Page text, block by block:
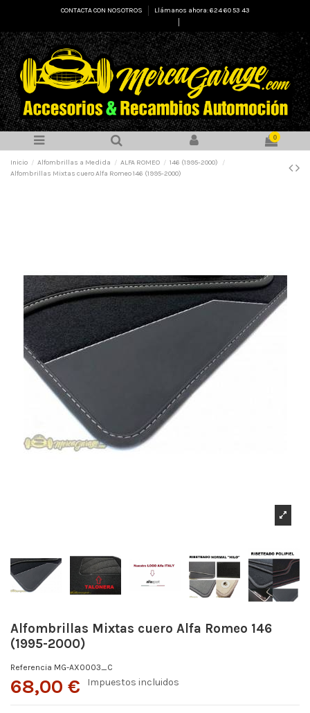
CONTACTA CON NOSOTROS
Llámanos ahora: 624 60 53 43
0
Inicio Alfombrillas a Medida ALFA ROMEO
146 (1995-2000)
Alfombrillas Mixtas cuero Alfa Romeo 146 (1995-2000)
Alfombrillas Mixtas cuero Alfa Romeo 146
(1995-2000)
Referencia MG-AX0003_C
68,00 € Impuestos incluidos